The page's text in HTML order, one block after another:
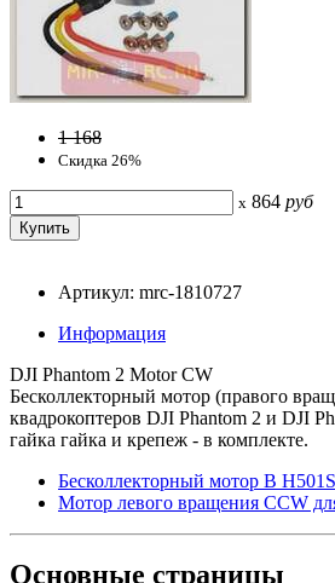
1 168
Скидка 26%
x 864 руб
Артикул: mrc-1810727
Информация
DJI Phantom 2 Motor CW
Бесколлекторный мотор (правого
квадрокоптеров DJI Phantom 2 и DJI
гайка гайка и крепеж - в комплекте.
Бесколлекторный мотор B H501S
Мотор левого вращения CCW
Основные страницы